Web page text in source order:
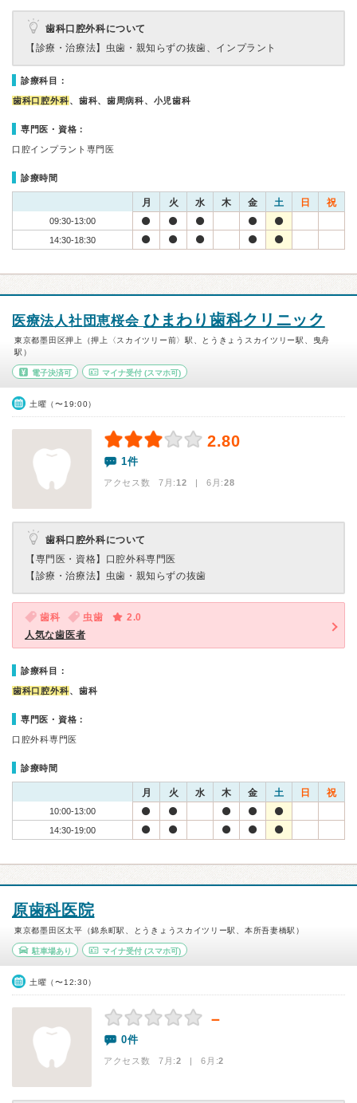
歯科口腔外科について
【診療・治療法】 虫歯・親知らずの抜歯、インプラント
診療科目：
歯科口腔外科、歯科、歯周病科、小児歯科
専門医・資格：
口腔インプラント専門医
診療時間
月 火 水 木 金 土 日 祝
09:30-13:00
14:30-18:30
医療法人社団恵桜会 ひまわり歯科クリニック
東京都墨田区押上（押上〈スカイツリー前〉駅、とうきょうスカイツリー駅、曳舟
駅）
電子決済可 マイナ受付(スマホ可)
土曜（〜19:00）
2.80
1件
アクセス数 7月:12 | 6月:28
歯科口腔外科について
【専門医・資格】 口腔外科専門医
【診療・治療法】 虫歯・親知らずの抜歯
歯科 虫歯
2.0
人気な歯医者
診療科目：
歯科口腔外科、歯科
専門医・資格：
口腔外科専門医
診療時間
月 火 水 木 金 土 日 祝
10:00-13:00
14:30-19:00
原歯科医院
東京都墨田区太平（錦糸町駅、とうきょうスカイツリー駅、本所吾妻橋駅）
駐車場あり マイナ受付(スマホ可)
土曜（〜12:30）
－
0件
アクセス数 7月:2 | 6月:2